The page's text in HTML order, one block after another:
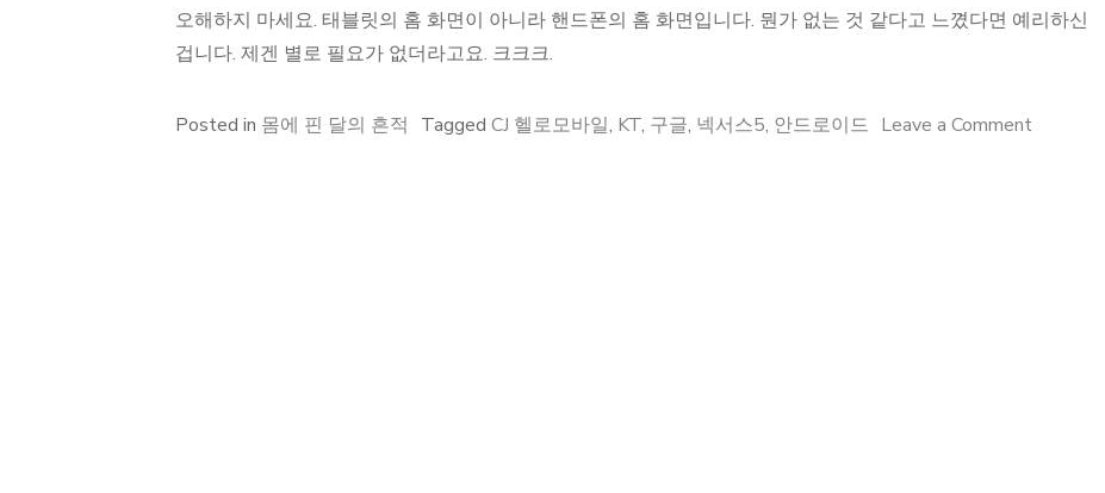
오해하지 마세요. 태블릿의 홈 화면이 아니라 핸드폰의 홈 화면입니다. 뭔가 없는 것 같다고 느꼈다면 예리하신
겁니다. 제겐 별로 필요가 없더라고요. 크크크.
Posted in 몸에 핀 달의 흔적 Tagged CJ 헬로모바일, KT, 구글, 넥서스5, 안드로이드 Leave a Commenton